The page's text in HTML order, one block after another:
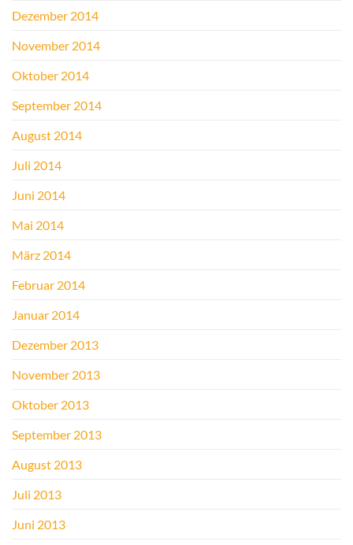
Dezember 2014
November 2014
Oktober 2014
September 2014
August 2014
Juli 2014
Juni 2014
Mai 2014
März 2014
Februar 2014
Januar 2014
Dezember 2013
November 2013
Oktober 2013
September 2013
August 2013
Juli 2013
Juni 2013